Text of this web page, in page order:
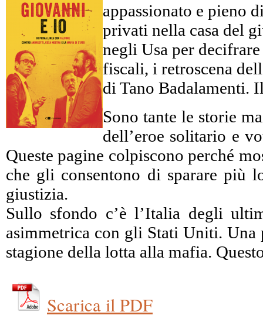
appassionato e pieno
privati nella casa del
negli Usa per
fiscali, i retroscena
di Tano Badalamenti.
Sono tante le storie
dell’eroe solitario e
Queste pagine colpiscono perché
che gli consentono di sparare più
giustizia.
Sullo sfondo c’è l’Italia degli
asimmetrica con gli Stati Uniti. Una
stagione della lotta alla mafia.
Scarica il PDF